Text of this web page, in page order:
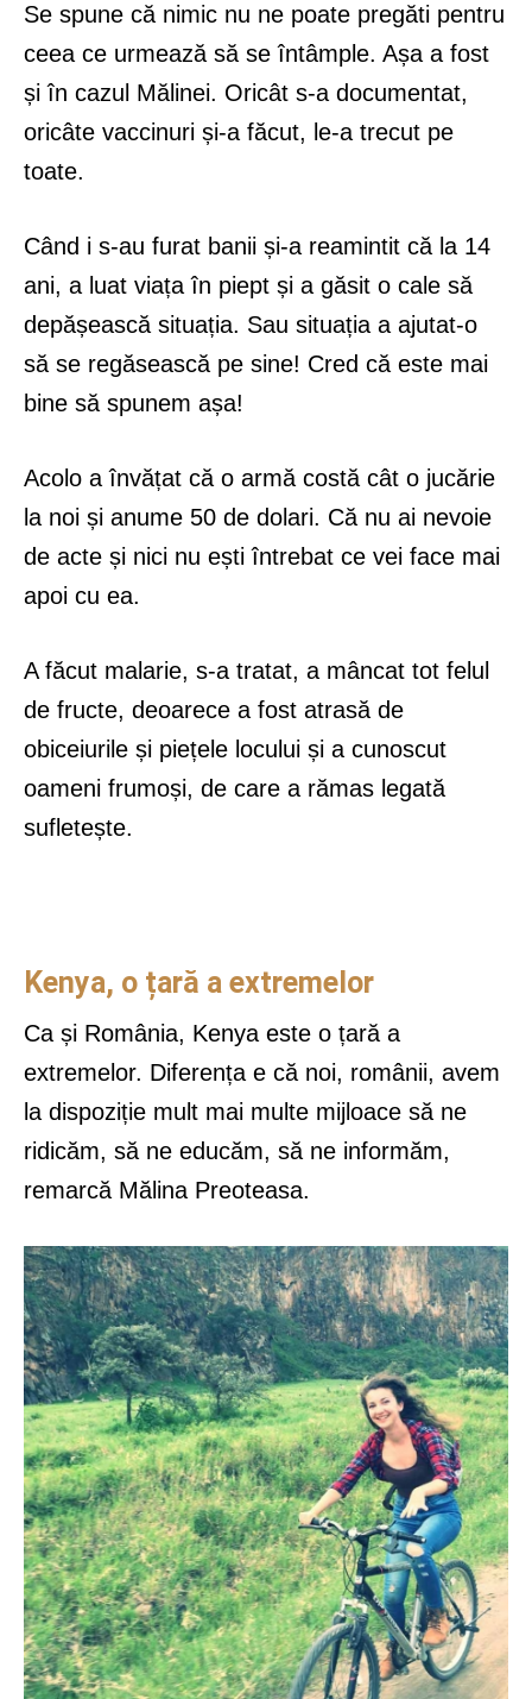
Se spune că nimic nu ne poate pregăti pentru
ceea ce urmează să se întâmple. Așa a fost
și în cazul Mălinei. Oricât s-a documentat,
oricâte vaccinuri și-a făcut, le-a trecut pe
toate.
Când i s-au furat banii și-a reamintit că la 14
ani, a luat viața în piept și a găsit o cale să
depășească situația. Sau situația a ajutat-o
să se regăsească pe sine! Cred că este mai
bine să spunem așa!
Acolo a învățat că o armă costă cât o jucărie
la noi și anume 50 de dolari. Că nu ai nevoie
de acte și nici nu ești întrebat ce vei face mai
apoi cu ea.
A făcut malarie, s-a tratat, a mâncat tot felul
de fructe, deoarece a fost atrasă de
obiceiurile și piețele locului și a cunoscut
oameni frumoși, de care a rămas legată
sufletește.
Kenya, o țară a extremelor
Ca și România, Kenya este o țară a
extremelor. Diferența e că noi, românii, avem
la dispoziție mult mai multe mijloace să ne
ridicăm, să ne educăm, să ne informăm,
remarcă Mălina Preoteasa.